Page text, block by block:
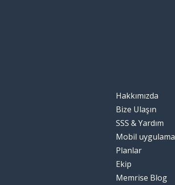
Hakkımızda
Bize Ulaşın
SSS & Yardım
Mobil uygulama
Planlar
Ekip
Memrise Blog